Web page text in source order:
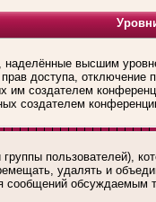
высшим
доступа, отключение
им создателем
создателем
пользователей),
удалять и
сообщений